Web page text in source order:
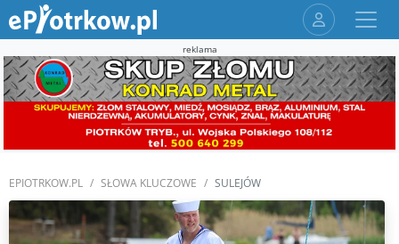
reklama
EPIOTRKOW.PL SŁOWA KLUCZOWE SULEJÓW